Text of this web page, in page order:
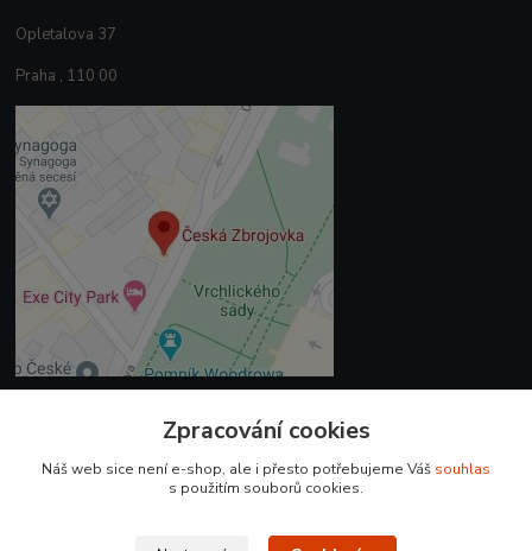
Opletalova 37
Praha , 110 00
+420 225 375 800
Zpracování cookies
Náš web sice není e-shop, ale i přesto potřebujeme Váš souhlas
s použitím souborů cookies.